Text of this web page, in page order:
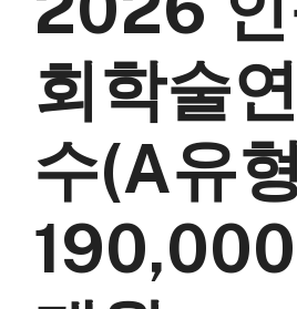
회학술
수(A유